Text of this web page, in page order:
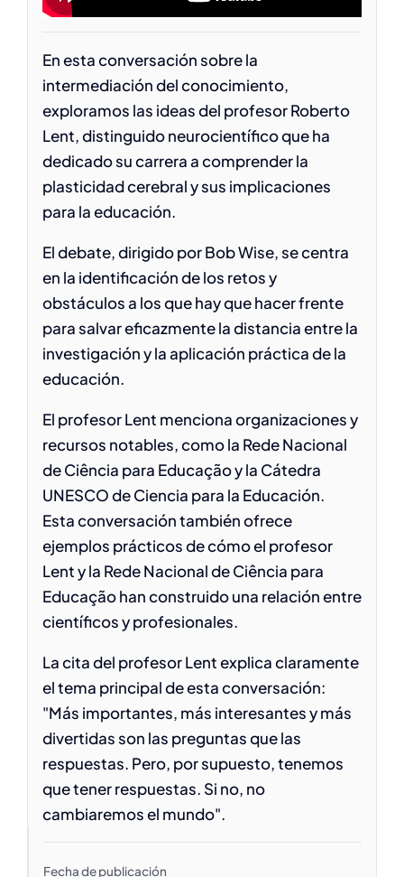
En esta conversación sobre la
intermediación del conocimiento,
exploramos las ideas del profesor Roberto
Lent, distinguido neurocientífico que ha
dedicado su carrera a comprender la
plasticidad cerebral y sus implicaciones
para la educación.
El debate, dirigido por Bob Wise, se centra
en la identificación de los retos y
obstáculos a los que hay que hacer frente
para salvar eficazmente la distancia entre la
investigación y la aplicación práctica de la
educación.
El profesor Lent menciona organizaciones y
recursos notables, como la Rede Nacional
de Ciência para Educação y la Cátedra
UNESCO de Ciencia para la Educación.
Esta conversación también ofrece
ejemplos prácticos de cómo el profesor
Lent y la Rede Nacional de Ciência para
Educação han construido una relación entre
científicos y profesionales.
La cita del profesor Lent explica claramente
el tema principal de esta conversación:
"Más importantes, más interesantes y más
divertidas son las preguntas que las
respuestas. Pero, por supuesto, tenemos
que tener respuestas. Si no, no
cambiaremos el mundo".
Fecha de publicación